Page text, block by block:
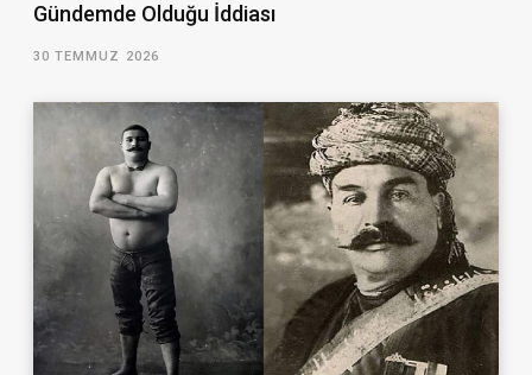
Gündemde Olduğu İddiası
30 TEMMUZ 2026